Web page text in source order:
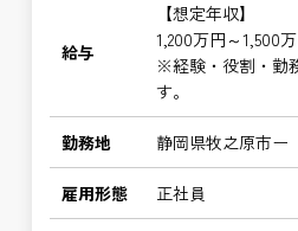
給与
【想定年収】
1,200万円～1,500
※経験・役割・勤
す。
勤務地 静岡県牧之原市
雇用形態 正社員